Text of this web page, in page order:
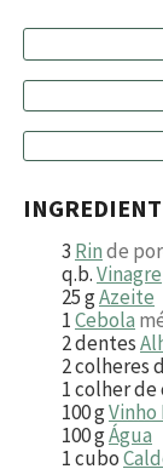
3 Rinde
q.b.Vinagre
25gAzeite
1Cebola
2dentes
2colheres
1colher de
100gVinho
100gÁgua
1cubo